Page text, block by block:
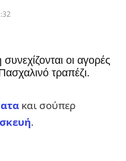
οι αγορές
τραπέζι.
και σούπερ
.